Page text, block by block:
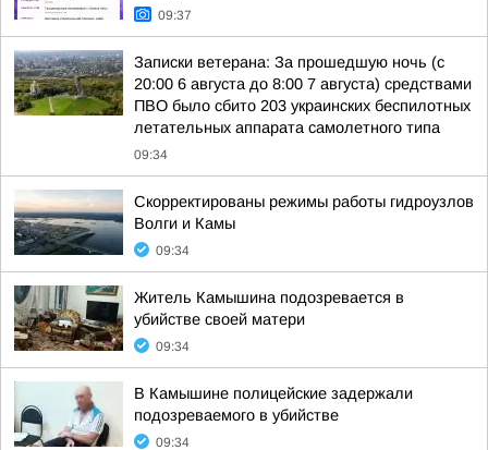
09:37
Записки ветерана: За прошедшую ночь (с
20:00 6 августа до 8:00 7 августа) средствами
ПВО было сбито 203 украинских беспилотных
летательных аппарата самолетного типа
09:34
Скорректированы режимы работы гидроузлов
Волги и Камы
09:34
Житель Камышина подозревается в
убийстве своей матери
09:34
В Камышине полицейские задержали
подозреваемого в убийстве
09:34